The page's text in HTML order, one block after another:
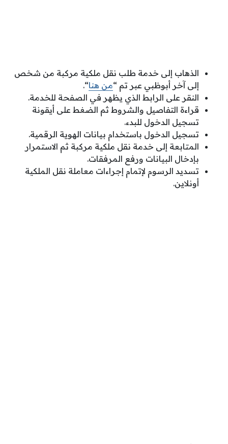
الذهاب إلى خدمة طلب نقل ملكية مركبة من شخص
إلى آخر أبوظبي عبر تم “من هنا“.
النقر على الرابط الذي يظهر في الصفحة للخدمة.
قراءة التفاصيل والشروط ثم الضغط على أيقونة
تسجيل الدخول للبدء.
تسجيل الدخول باستخدام بيانات الهوية الرقمية.
المتابعة إلى خدمة نقل ملكية مركبة ثم الاستمرار
بإدخال البيانات ورفع المرفقات.
تسديد الرسوم لإتمام إجراءات معاملة نقل الملكية
أونلاين.